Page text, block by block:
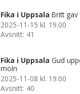
Fika i Uppsala Britt
2025-11-15 kl. 19.00
Avsnitt: 41
Fika i Uppsala Gud
moln
2025-11-08 kl. 19.00
Avsnitt: 40